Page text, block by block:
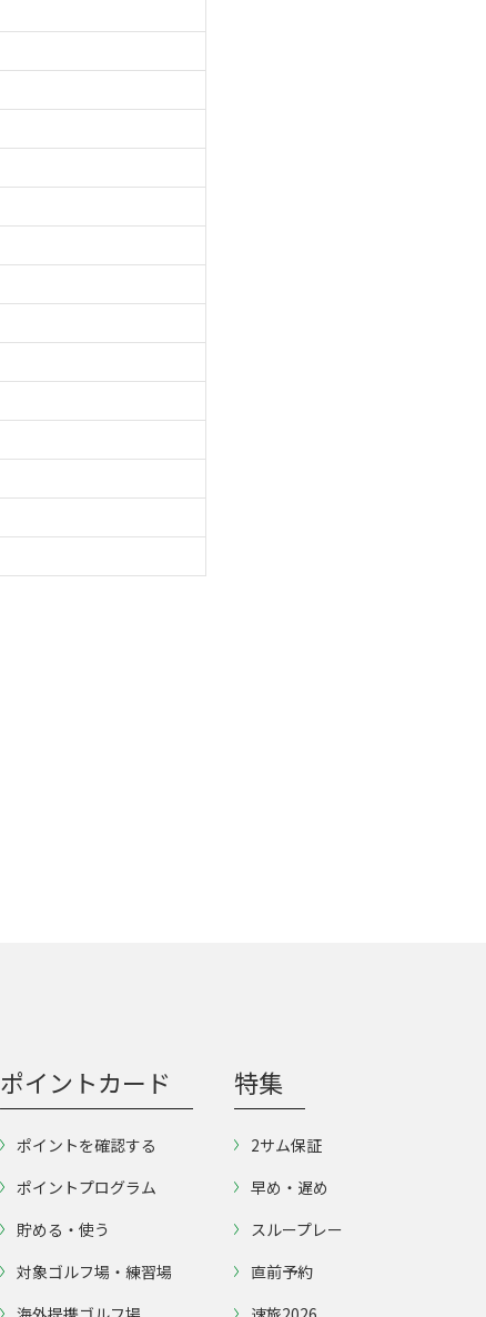
ポイントカード
ポイントを確認する
ポイントプログラム
貯める・使う
対象ゴルフ場・練習場
特集
2サム保証
早め・遅め
スループレー
直前予約